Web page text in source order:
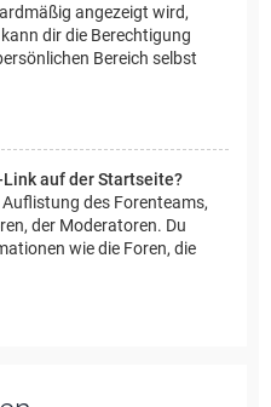
angezeigt wird,
dir die Berechtigung
Bereich selbst
Link auf der Startseite?
des Forenteams,
der Moderatoren. Du
wie die Foren, die